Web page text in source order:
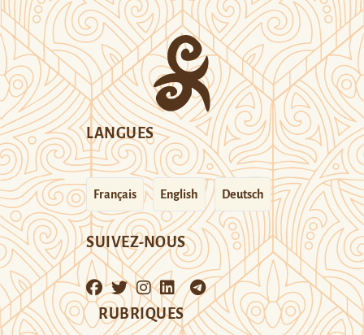
LANGUES
Français English Deutsch
SUIVEZ-NOUS
RUBRIQUES